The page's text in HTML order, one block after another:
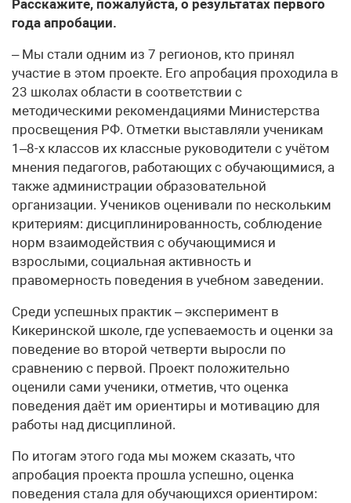
Расскажите, пожалуйста, о результатах первого
года апробации.
– Мы стали одним из 7 регионов, кто принял
участие в этом проекте. Его апробация проходила в
23 школах области в соответствии с
методическими рекомендациями Министерства
просвещения РФ. Отметки выставляли ученикам
1–8-х классов их классные руководители с учётом
мнения педагогов, работающих с обучающимися, а
также администрации образовательной
организации. Учеников оценивали по нескольким
критериям: дисциплинированность, соблюдение
норм взаимодействия с обучающимися и
взрослыми, социальная активность и
правомерность поведения в учебном заведении.
Среди успешных практик – эксперимент в
Кикеринской школе, где успеваемость и оценки за
поведение во второй четверти выросли по
сравнению с первой. Проект положительно
оценили сами ученики, отметив, что оценка
поведения даёт им ориентиры и мотивацию для
работы над дисциплиной.
По итогам этого года мы можем сказать, что
апробация проекта прошла успешно, оценка
поведения стала для обучающихся ориентиром: